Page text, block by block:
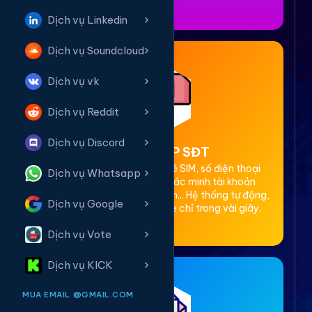
Dịch vụ Linkedin
Dịch vụ Soundcloud
Dịch vụ vk
Dịch vụ Reddit
Dịch vụ Discord
Dịch vụ Whatsapp
Dịch vụ Google
Dịch vụ Vote
Dịch vụ KICK
MUA EMAIL @GMAIL.COM
2. Thuê OTP SĐT
Cung cấp dịch vụ cho thuê SIM, số điện thoại
(SĐT) để nhận mã OTP xác minh tài khoản
Facebook, Google, Telegram... Hệ thống tự động,
bảo mật, giá rẻ, nhận code chỉ trong vài giây.